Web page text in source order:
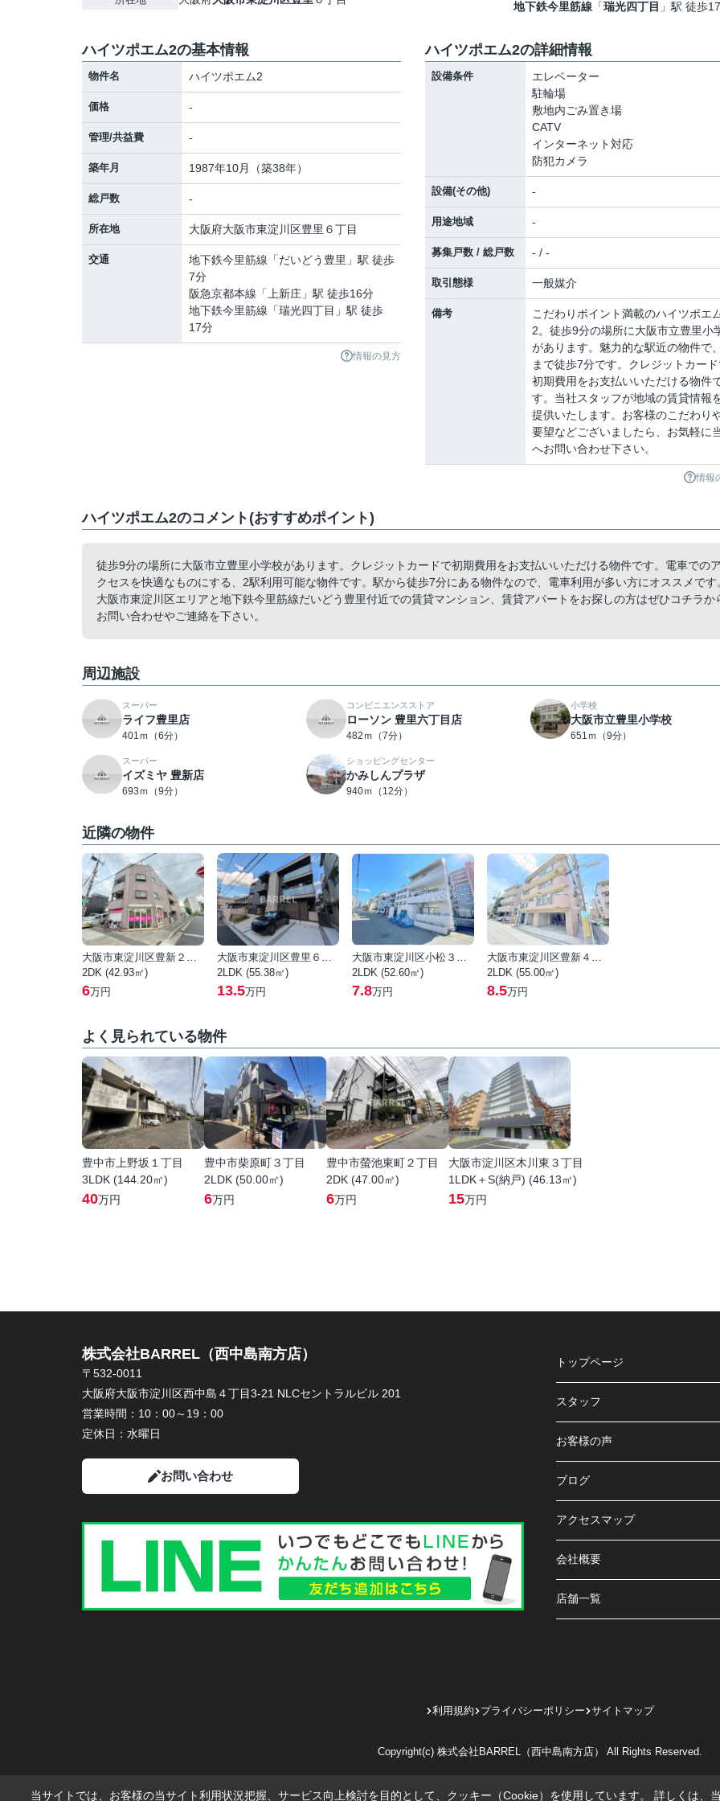
地下鉄今里筋線 「瑞光四丁目 」駅 徒歩
ハイツポエム2の基本情報
物件名 ハイツポエム2
価格 -
管理/共益費 -
築年月 1987年10月（築38年）
総戸数 -
所在地 大阪府大阪市東淀川区豊里 ６丁目
交通 地下鉄今里筋線 「だいどう豊里 」駅 徒歩
7分
阪急京都本線 「 上新庄 」駅 徒歩16分
地下鉄今里筋線 「瑞光四丁目 」駅 徒歩
17分
情報の見方
ハイツポエム2の詳細情報
設備条件
エレベーター
駐輪場
敷地内ごみ置き場
CATV
インターネット対応
防犯カメラ
設備(その他) -
用途地域 -
募集戸数 / 総戸数 - / -
取引態様 一般媒介
備考
こだわりポイント満載のハイツポエ
2。徒歩9分の場所に大阪市立豊里小
があります。魅力的な駅近の物件で
まで徒歩7分です。クレジットカー
初期費用をお支払いいただける物件
す。当社スタッフが地域の賃貸情報
提供いたします。お客様のこだわり
要望などございましたら、お気軽に
へお問い合わせ下さい。
情報
ハイツポエム2のコメント(おすすめポイント)
徒歩9分の場所に大阪市立豊里小学校があります。クレジットカードで初期費用をお支払いいただける物件です。電車でのア
クセスを快適なものにする、2駅利用可能な物件です。駅から徒歩7分にある物件なので、電車利用が多い方にオススメです
大阪市東淀川区エリアと地下鉄今里筋線だいどう豊里付近での賃貸マンション、賃貸アパートをお探しの方はぜひコチラか
お問い合わせやご連絡を下さい。
周辺施設
スーパー
ライフ豊里店
401ｍ（6分）
コンビニエンスストア
ローソン 豊里六丁目店
482ｍ（7分）
小学校
大阪市立豊里小学校
651ｍ（9分）
スーパー
イズミヤ 豊新店
693ｍ（9分）
ショッピングセンター
かみしんプラザ
940ｍ（12分）
近隣の物件
大阪市東淀川区豊新２丁目
2DK (42.93㎡)
6万円
大阪市東淀川区豊里６丁目
2LDK (55.38㎡)
13.5万円
大阪市東淀川区小松３丁目
2LDK (52.60㎡)
7.8万円
大阪市東淀川区豊新４丁目
2LDK (55.00㎡)
8.5万円
よく見られている物件
豊中市上野坂１丁目
3LDK (144.20㎡)
40万円
豊中市柴原町３丁目
2LDK (50.00㎡)
6万円
豊中市螢池東町２丁目
2DK (47.00㎡)
6万円
大阪市淀川区木川東３丁目
1LDK＋S(納戸) (46.13㎡)
15万円
株式会社BARREL（西中島南方店）
〒532-0011
大阪府大阪市淀川区西中島４丁目3-21 NLCセントラルビル 201
営業時間： 10：00～19：00
定休日： 水曜日
お問い合わせ
トップページ
スタッフ
お客様の声
ブログ
アクセスマップ
会社概要
店舗一覧
利用規約 プライバシーポリシー サイトマップ
Copyright(c) 株式会社BARREL（西中島南方店） All Rights Reserved.
当サイトでは、お客様の当サイト利用状況把握、サービス向上検討を目的として、クッキー（Cookie）を使用しています。 詳しくは、